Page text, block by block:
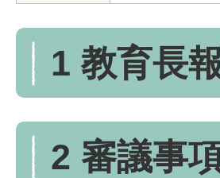
1 教育長
2 審議事